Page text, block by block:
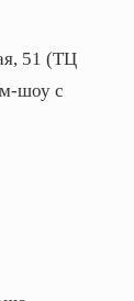
51 (ТЦ
шоу с